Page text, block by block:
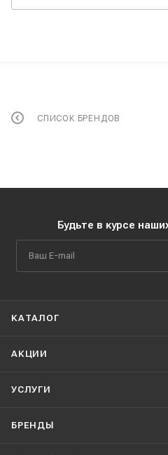
СПИСОК БРЕНДОВ
Будьте в курсе
КАТАЛОГ
АКЦИИ
УСЛУГИ
БРЕНДЫ